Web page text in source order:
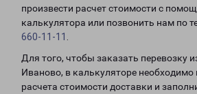
произвести расчет стоимости с
калькулятора или позвонить нам по
660-11-11
Для того, чтобы заказать перевозку
Иваново, в калькуляторе необходимо
расчета стоимости доставки и